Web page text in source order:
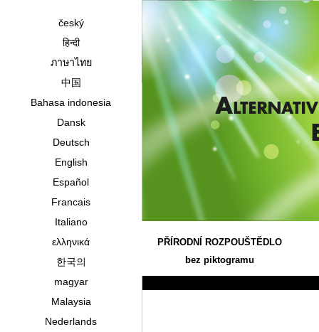
český
हिन्दी
ภาษาไทย
中国
Bahasa indonesia
Dansk
Deutsch
English
Español
Francais
Italiano
ελληνικά
한국의
magyar
Malaysia
Nederlands
PŘÍRODNÍ ROZPOUŠTĚDLO
bez piktogramu